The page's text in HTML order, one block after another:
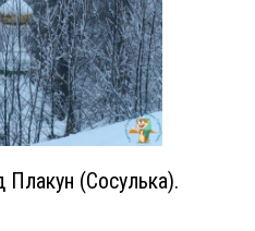
Плакун (Сосулька).